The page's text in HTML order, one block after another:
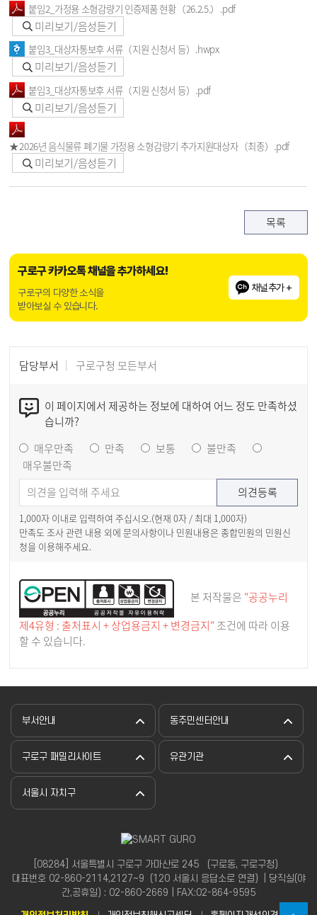
붙임2_가정용 소형감량기 인증제품 현황（26.2.5.）.pdf
미리보기/음성듣기
붙임3_대상자통보후 서류（지원 신청서 등）.hwpx
미리보기/음성듣기
붙임3_대상자통보후 서류（지원 신청서 등）.pdf
미리보기/음성듣기
★2026년 음식물류 폐기물 가정용 소형감량기 추가지원대상자（최종）.pdf
미리보기/음성듣기
목록
구로구 카카오톡 채널을 추가하세요!
구로구의 다양한 소식을
받아보실 수 있습니다.
채널추가 +
담당부서 구로구청 모든부서
이 페이지에서 제공하는 정보에 대하여 어느 정도 만족하셨
습니까?
매우만족
만족 보통
불만족
매우불만족
1,000자 이내로 입력하여 주십시오.(현재 0자 / 최대 1,000자)
만족도 조사 관련 내용 외에 문의사항이나 민원내용은 종합민원의 민원신
청을 이용해주세요.
본 저작물은 "공공누리
제4유형 : 출처표시 + 상업용금지 + 변경금지" 조건에 따라 이용
할 수 있습니다.
부서안내 동주민센터안내
구로구 패밀리사이트 유관기관
서울시 자치구
[08284] 서울특별시 구로구 가마산로 245 （구로동, 구로구청）
대표번호 02-860-2114,2127~9（120 서울시 응답소로 연결）| 당직실(야
간,공휴일) : 02-860-2669 | FAX:02-864-9595